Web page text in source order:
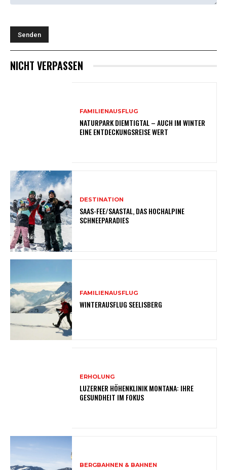
NICHT VERPASSEN
FAMILIENAUSFLUG
NATURPARK DIEMTIGTAL – AUCH IM WINTER
EINE ENTDECKUNGSREISE WERT
DESTINATION
SAAS-FEE/SAASTAL, DAS HOCHALPINE
SCHNEEPARADIES
FAMILIENAUSFLUG
WINTERAUSFLUG SEELISBERG
ERHOLUNG
LUZERNER HÖHENKLINIK MONTANA: IHRE
GESUNDHEIT IM FOKUS
BERGBAHNEN & BAHNEN